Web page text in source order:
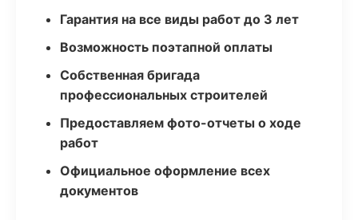
Гарантия на все виды работ до 3 лет
Возможность поэтапной оплаты
Собственная бригада
профессиональных строителей
Предоставляем фото-отчеты о ходе
работ
Официальное оформление всех
документов